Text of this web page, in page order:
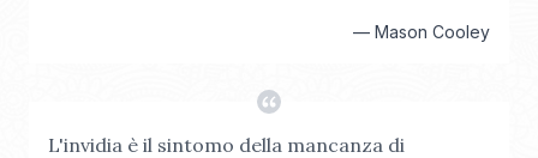
— Mason Cooley
L'invidia è il sintomo della mancanza di